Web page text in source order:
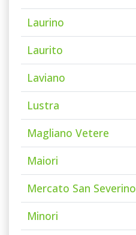
Laurino
Laurito
Laviano
Lustra
Magliano Vetere
Maiori
Mercato San Severino
Minori